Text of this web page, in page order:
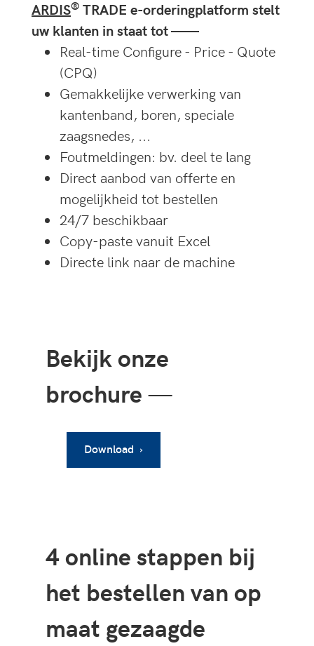
ARDIS® TRADE e-orderingplatform stelt
uw klanten in staat tot ——
Real-time Configure - Price - Quote
(CPQ)
Gemakkelijke verwerking van
kantenband, boren, speciale
zaagsnedes, ...
Foutmeldingen: bv. deel te lang
Direct aanbod van offerte en
mogelijkheid tot bestellen
24/7 beschikbaar
Copy-paste vanuit Excel
Directe link naar de machine
Bekijk onze
brochure—
Download ›
4 online stappen bij
het bestellen van op
maat gezaagde